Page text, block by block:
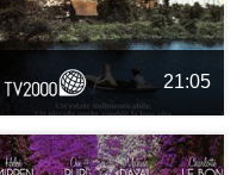
21:05